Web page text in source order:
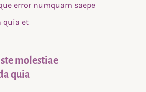
error numquam saepe
quia et
molestiae
quia